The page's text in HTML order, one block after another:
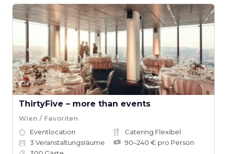
ThirtyFive – more than events
Wien / Favoriten
Eventlocation
Catering Flexibel
3 Veranstaltungsräume
90–240 € pro Person